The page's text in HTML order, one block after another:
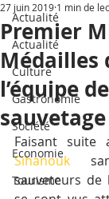
Actualité
Actualité
Culture
Gastronomie
Société
Economie
Tourisme
Premier
Médailles
l’équipe
sauvetage
27 juin 2019 1 min de
Faisant suite
Sihanouk
sauveteurs de